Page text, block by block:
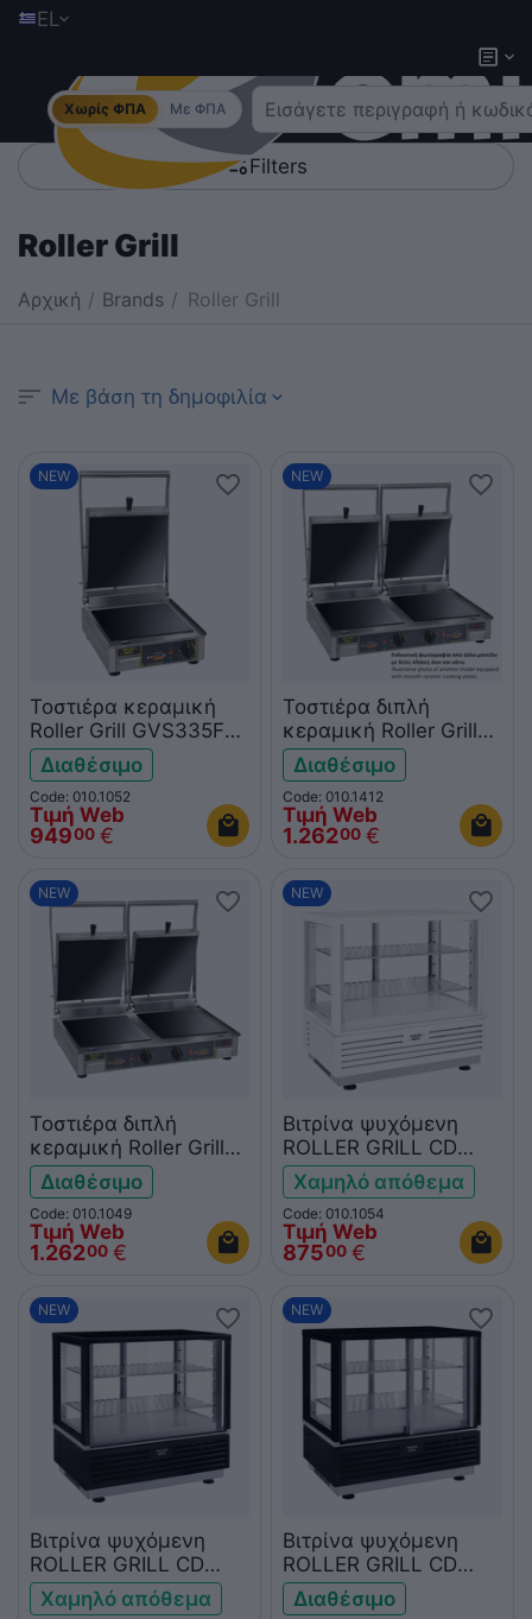
EL
Χωρίς ΦΠΑ Με ΦΠΑ
Filters
Roller Grill
Αρχική / Brands / Roller Grill
Με βάση τη δημοφιλία
NEW
Τοστιέρα κεραμική
Roller Grill GVS335FT
Premium άνω-κάτω
λεία
Διαθέσιμο
Code: 010.1052
Τιμή Web
94900 €
NEW
Τοστιέρα διπλή
κεραμική Roller Grill
GVD335L Premium
άνω ραβδωτή-κάτω
λεία
Διαθέσιμο
Code: 010.1412
Τιμή Web
1.26200 €
NEW
Τοστιέρα διπλή
κεραμική Roller Grill
GVD335FT Premium
άνω-κάτω λεία
Διαθέσιμο
Code: 010.1049
Τιμή Web
1.26200 €
NEW
Βιτρίνα ψυχόμενη
ROLLER GRILL CD
600W
Χαμηλό απόθεμα
Code: 010.1054
Τιμή Web
87500 €
NEW
Βιτρίνα ψυχόμενη
ROLLER GRILL CD
600B
Χαμηλό απόθεμα
NEW
Βιτρίνα ψυχόμενη
ROLLER GRILL CD
600B Self Service
Διαθέσιμο